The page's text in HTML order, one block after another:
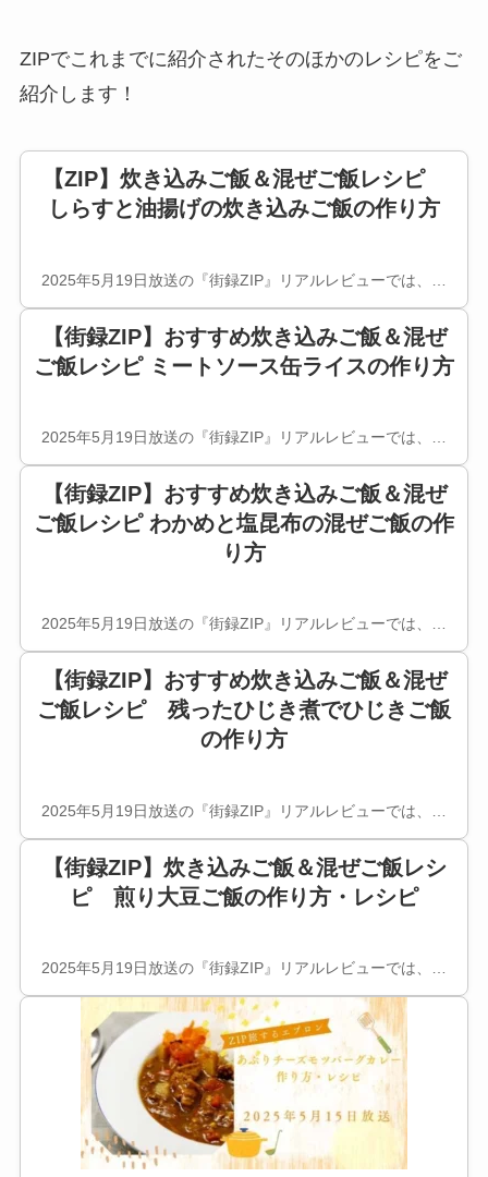
ZIPでこれまでに紹介されたそのほかのレシピをご
紹介します！
【ZIP】炊き込みご飯＆混ぜご飯レシピ
しらすと油揚げの炊き込みご飯の作り方
2025年5月19日放送の『街録ZIP』リアルレビューでは、…
【街録ZIP】おすすめ炊き込みご飯＆混ぜ
ご飯レシピ ミートソース缶ライスの作り方
2025年5月19日放送の『街録ZIP』リアルレビューでは、…
【街録ZIP】おすすめ炊き込みご飯＆混ぜ
ご飯レシピ わかめと塩昆布の混ぜご飯の作
り方
2025年5月19日放送の『街録ZIP』リアルレビューでは、…
【街録ZIP】おすすめ炊き込みご飯＆混ぜ
ご飯レシピ 残ったひじき煮でひじきご飯
の作り方
2025年5月19日放送の『街録ZIP』リアルレビューでは、…
【街録ZIP】炊き込みご飯＆混ぜご飯レシ
ピ 煎り大豆ご飯の作り方・レシピ
2025年5月19日放送の『街録ZIP』リアルレビューでは、…